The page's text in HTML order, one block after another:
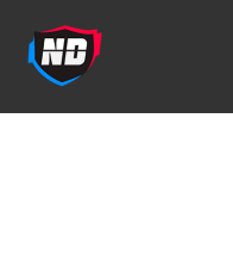
contenido